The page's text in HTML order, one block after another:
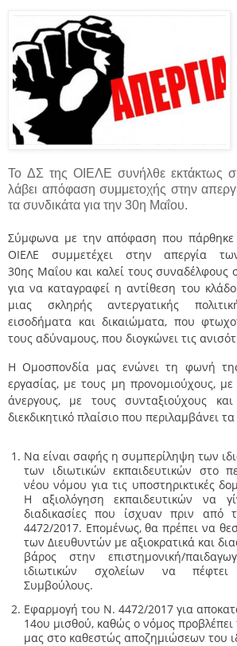
Το ΔΣ της ΟΙΕΛΕ συνήλθε εκτάκτως
λάβει απόφαση συμμετοχής στην
τα συνδικάτα για την 30η Μαΐου.
Σύμφωνα με την απόφαση που πάρθηκε
ΟΙΕΛΕ συμμετέχει στην απεργία
30ης Μαΐου και καλεί τους συναδέλφους
για να καταγραφεί η αντίθεση του
μιας σκληρής αντεργατικής
εισοδήματα και δικαιώματα, που
τους αδύναμους, που διογκώνει τις
Η Ομοσπονδία μας ενώνει τη φωνή
εργασίας, με τους μη προνομιούχους,
άνεργους, με τους συνταξιούχους
διεκδικητικό πλαίσιο που περιλαμβάνει
Να είναι σαφής η συμπερίληψη των
των ιδιωτικών εκπαιδευτικών στο
νέου νόμου για τις υποστηρικτικές
Η αξιολόγηση εκπαιδευτικών να
διαδικασίες που ίσχυαν πριν
4472/2017. Επομένως, θα πρέπει να
των Διευθυντών με αξιοκρατικά και
βάρος στην επιστημονική/
ιδιωτικών σχολείων να πέφτει
Συμβούλους.
Εφαρμογή του Ν. 4472/2017 για
14ου μισθού, καθώς ο νόμος
μας στο καθεστώς αποζημιώσεων του